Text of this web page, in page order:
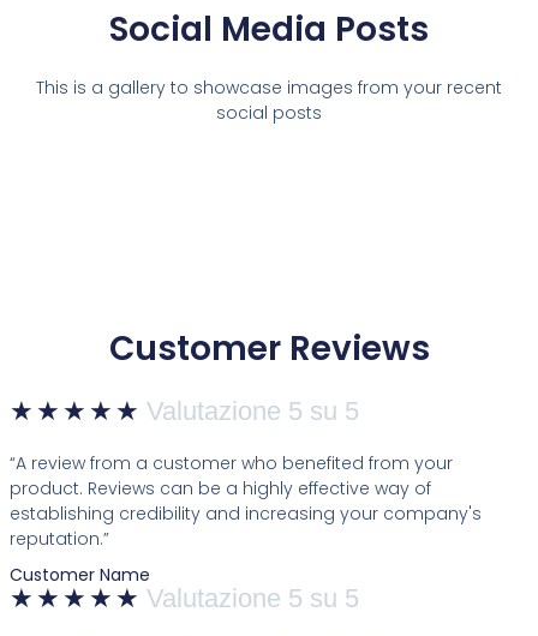
Social Media Posts
This is a gallery to showcase images from your recent
social posts
Customer Reviews
★ ★ ★ ★ ★ Valutazione 5 su 5
“A review from a customer who benefited from your
product. Reviews can be a highly effective way of
establishing credibility and increasing your company's
reputation.”
Customer Name
★ ★ ★ ★ ★ Valutazione 5 su 5